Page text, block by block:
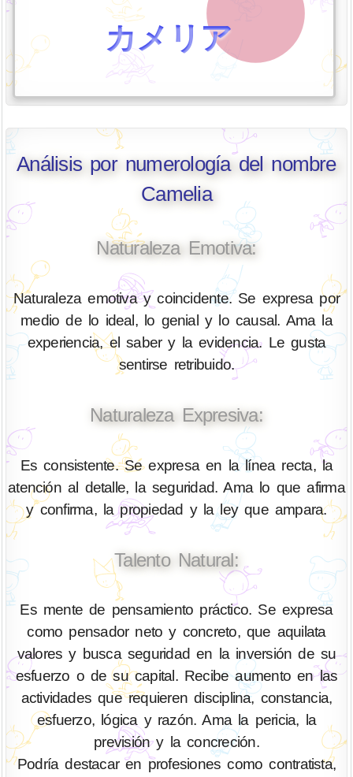
カメリア
Análisis por numerología del nombre
Camelia
Naturaleza Emotiva:
Naturaleza emotiva y coincidente. Se expresa por
medio de lo ideal, lo genial y lo causal. Ama la
experiencia, el saber y la evidencia. Le gusta
sentirse retribuido.
Naturaleza Expresiva:
Es consistente. Se expresa en la línea recta, la
atención al detalle, la seguridad. Ama lo que afirma
y confirma, la propiedad y la ley que ampara.
Talento Natural:
Es mente de pensamiento práctico. Se expresa
como pensador neto y concreto, que aquilata
valores y busca seguridad en la inversión de su
esfuerzo o de su capital. Recibe aumento en las
actividades que requieren disciplina, constancia,
esfuerzo, lógica y razón. Ama la pericia, la
previsión y la concreción.
Podría destacar en profesiones como contratista,